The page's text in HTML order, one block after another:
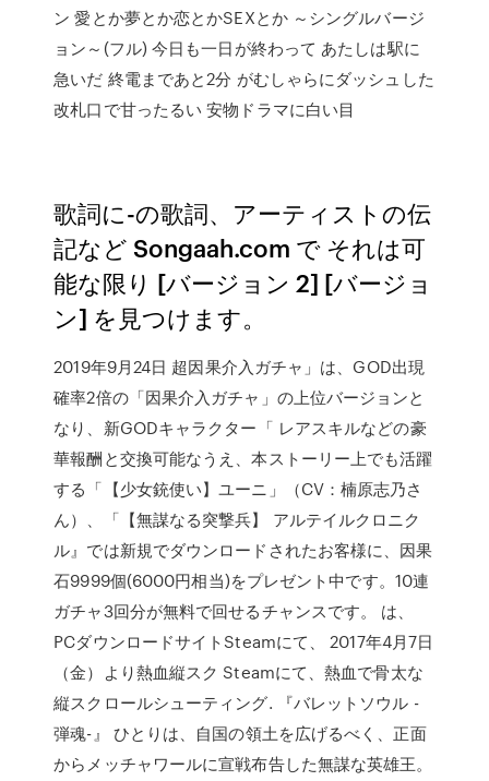
ン 愛とか夢とか恋とかSEXとか ～シングルバージ
ョン～(フル) 今日も一日が終わって あたしは駅に
急いだ 終電まであと2分 がむしゃらにダッシュした
改札口で甘ったるい 安物ドラマに白い目
歌詞に-の歌詞、アーティストの伝
記など Songaah.com で それは可
能な限り [バージョン 2] [バージョ
ン] を見つけます。
2019年9月24日 超因果介入ガチャ」は、GOD出現
確率2倍の「因果介入ガチャ」の上位バージョンと
なり、新GODキャラクター「 レアスキルなどの豪
華報酬と交換可能なうえ、本ストーリー上でも活躍
する「【少女銃使い】ユーニ」（CV：楠原志乃さ
ん）、「【無謀なる突撃兵】 アルテイルクロニク
ル』では新規でダウンロードされたお客様に、因果
石9999個(6000円相当)をプレゼント中です。10連
ガチャ3回分が無料で回せるチャンスです。 は、
PCダウンロードサイトSteamにて、 2017年4月7日
（金）より熱血縦スク Steamにて、熱血で骨太な
縦スクロールシューティング. 『バレットソウル -
弾魂-』 ひとりは、自国の領土を広げるべく、正面
からメッチャワールに宣戦布告した無謀な英雄王。